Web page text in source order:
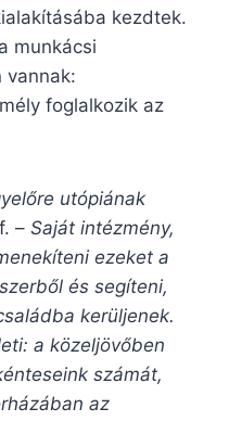
kezdtek.
munkácsi
vannak:
foglalkozik az
utópiának
– Saját intézmény,
ezeket a
és segíteni,
kerüljenek.
a közeljövőben
számát,
az